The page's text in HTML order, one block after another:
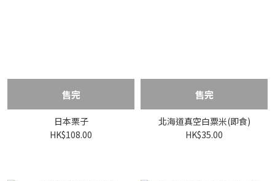
售完
日本栗子
HK$108.00
售完
北海道真空白粟米(即食)
HK$35.00